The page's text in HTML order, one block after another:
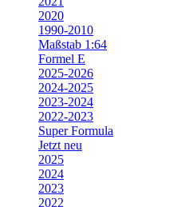
2020
1990-2010
Maßstab 1:64
Formel E
2025-2026
2024-2025
2023-2024
2022-2023
Super Formula
Jetzt neu
2025
2024
2023
2022